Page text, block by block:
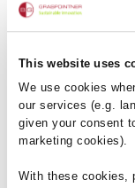
This website uses
We use cookies
our services (e.g.
given your consent
marketing cookies).
With these cookies,
Meer informatie
Onze websites
websites van
dergelijke links